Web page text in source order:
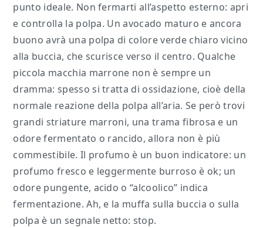
punto ideale. Non fermarti all’aspetto esterno: apri
e controlla la polpa. Un avocado maturo e ancora
buono avrà una polpa di colore verde chiaro vicino
alla buccia, che scurisce verso il centro. Qualche
piccola macchia marrone non è sempre un
dramma: spesso si tratta di ossidazione, cioè della
normale reazione della polpa all’aria. Se però trovi
grandi striature marroni, una trama fibrosa e un
odore fermentato o rancido, allora non è più
commestibile. Il profumo è un buon indicatore: un
profumo fresco e leggermente burroso è ok; un
odore pungente, acido o “alcoolico” indica
fermentazione. Ah, e la muffa sulla buccia o sulla
polpa è un segnale netto: stop.